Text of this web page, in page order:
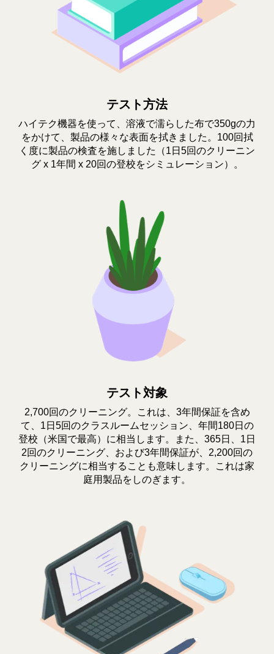
テスト方法
ハイテク機器を使って、溶液で濡らした布で350gの力
をかけて、製品の様々な表面を拭きました。100回拭
く度に製品の検査を施しました（1日5回のクリーニン
グ x 1年間 x 20回の登校をシミュレーション）。
テスト対象
2,700回のクリーニング。これは、3年間保証を含め
て、1日5回のクラスルームセッション、年間180日の
登校（米国で最高）に相当します。また、365日、1日
2回のクリーニング、および3年間保証が、2,200回の
クリーニングに相当することも意味します。これは家
庭用製品をしのぎます。